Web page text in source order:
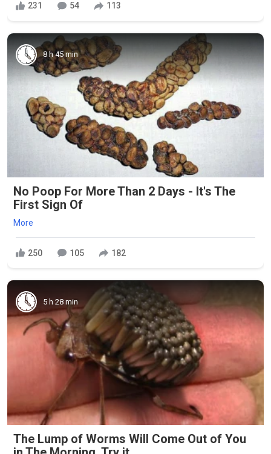
231 54 113
8 h 45 min
No Poop For More Than 2 Days - It's The
First Sign Of
More
250 105 182
5 h 28 min
The Lump of Worms Will Come Out of You